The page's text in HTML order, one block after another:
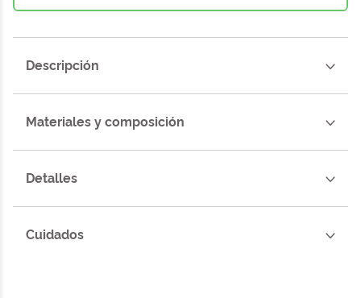
Descripción
Materiales y composición
Detalles
Cuidados